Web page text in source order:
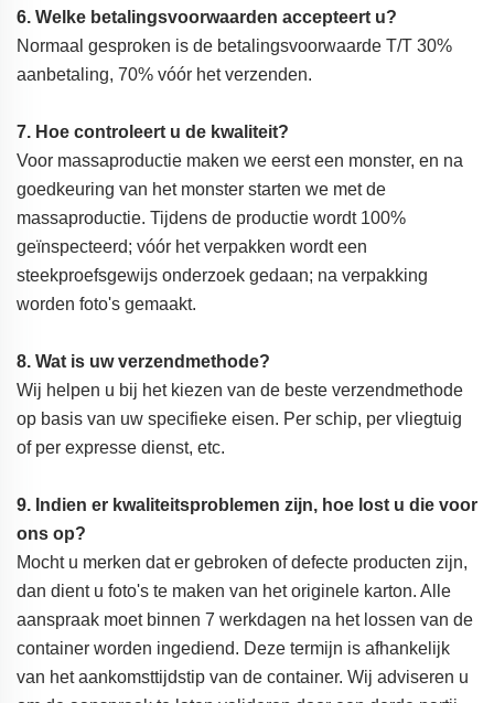
6. Welke betalingsvoorwaarden accepteert u?
Normaal gesproken is de betalingsvoorwaarde T/T 30%
aanbetaling, 70% vóór het verzenden.
7. Hoe controleert u de kwaliteit?
Voor massaproductie maken we eerst een monster, en na
goedkeuring van het monster starten we met de
massaproductie. Tijdens de productie wordt 100%
geïnspecteerd; vóór het verpakken wordt een
steekproefsgewijs onderzoek gedaan; na verpakking
worden foto's gemaakt.
8. Wat is uw verzendmethode?
Wij helpen u bij het kiezen van de beste verzendmethode
op basis van uw specifieke eisen. Per schip, per vliegtuig
of per expresse dienst, etc.
9. Indien er kwaliteitsproblemen zijn, hoe lost u die voor
ons op?
Mocht u merken dat er gebroken of defecte producten zijn,
dan dient u foto's te maken van het originele karton. Alle
aanspraak moet binnen 7 werkdagen na het lossen van de
container worden ingediend. Deze termijn is afhankelijk
van het aankomsttijdstip van de container. Wij adviseren u